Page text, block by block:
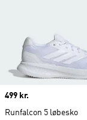
Price
499 kr.
Runfalcon 5 løbesko